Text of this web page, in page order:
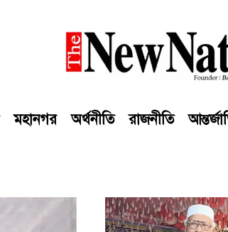
মহানগর অর্থনীতি রাজনীতি